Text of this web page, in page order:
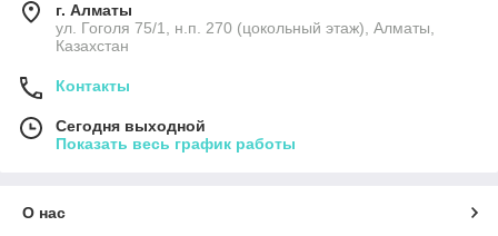
г. Алматы
ул. Гоголя 75/1, н.п. 270 (цокольный этаж), Алматы,
Казахстан
Контакты
Сегодня выходной
Показать весь график работы
О нас